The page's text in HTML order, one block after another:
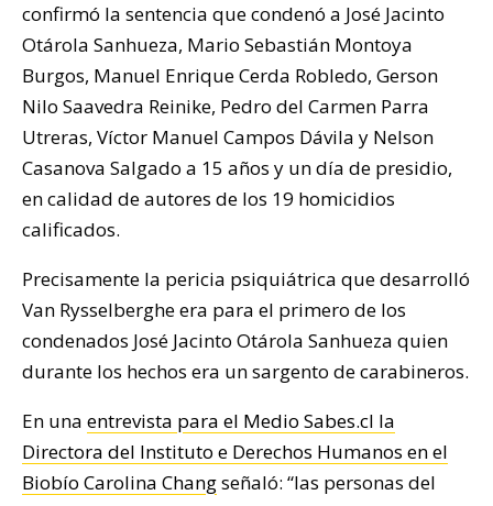
confirmó la sentencia que condenó a José Jacinto
Otárola Sanhueza, Mario Sebastián Montoya
Burgos, Manuel Enrique Cerda Robledo, Gerson
Nilo Saavedra Reinike, Pedro del Carmen Parra
Utreras, Víctor Manuel Campos Dávila y Nelson
Casanova Salgado a 15 años y un día de presidio,
en calidad de autores de los 19 homicidios
calificados.
Precisamente la pericia psiquiátrica que desarrolló
Van Rysselberghe era para el primero de los
condenados José Jacinto Otárola Sanhueza quien
durante los hechos era un sargento de carabineros.
En una entrevista para el Medio Sabes.cl la
Directora del Instituto e Derechos Humanos en el
Biobío Carolina Changseñaló: “las personas del